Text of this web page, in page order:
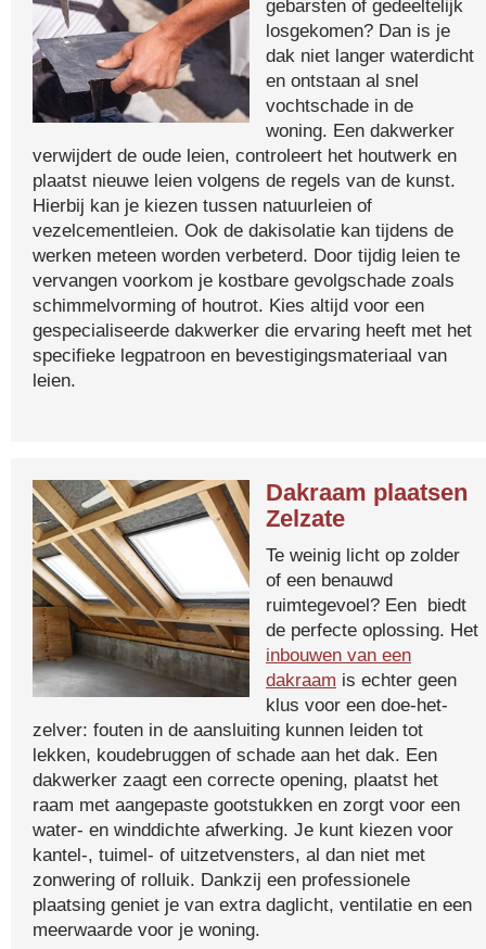
gebarsten of gedeeltelijk
losgekomen? Dan is je
dak niet langer waterdicht
en ontstaan al snel
vochtschade in de
woning. Een dakwerker
verwijdert de oude leien, controleert het houtwerk en
plaatst nieuwe leien volgens de regels van de kunst.
Hierbij kan je kiezen tussen natuurleien of
vezelcementleien. Ook de dakisolatie kan tijdens de
werken meteen worden verbeterd. Door tijdig leien te
vervangen voorkom je kostbare gevolgschade zoals
schimmelvorming of houtrot. Kies altijd voor een
gespecialiseerde dakwerker die ervaring heeft met het
specifieke legpatroon en bevestigingsmateriaal van
leien.
Dakraam plaatsen
Zelzate
Te weinig licht op zolder
of een benauwd
ruimtegevoel? Een biedt
de perfecte oplossing. Het
inbouwen van een
dakraam is echter geen
klus voor een doe-het-
zelver: fouten in de aansluiting kunnen leiden tot
lekken, koudebruggen of schade aan het dak. Een
dakwerker zaagt een correcte opening, plaatst het
raam met aangepaste gootstukken en zorgt voor een
water- en winddichte afwerking. Je kunt kiezen voor
kantel-, tuimel- of uitzetvensters, al dan niet met
zonwering of rolluik. Dankzij een professionele
plaatsing geniet je van extra daglicht, ventilatie en een
meerwaarde voor je woning.